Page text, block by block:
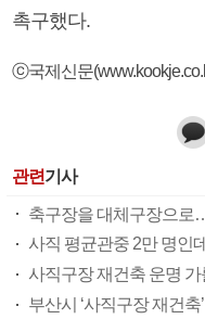
촉구했다.
ⓒ국제신문
관련기사
축구장을 대체구장으로
사직구장 재건축 운명
부산시 ‘사직구장 재건